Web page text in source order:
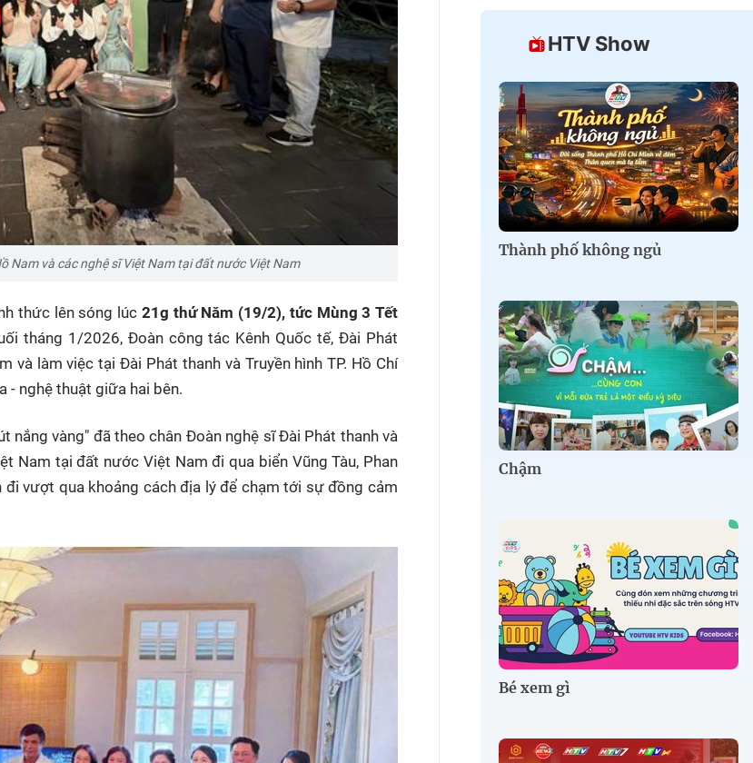
Nam và các nghệ sĩ Việt Nam tại đất nước Việt Nam
thức lên sóng lúc 21g thứ Năm (19/2), tức Mùng 3 Tết
tháng 1/2026, Đoàn công tác Kênh Quốc tế, Đài Phát
và làm việc tại Đài Phát thanh và Truyền hình TP. Hồ Chí
- nghệ thuật giữa hai bên.
nắng vàng" đã theo chân Đoàn nghệ sĩ Đài Phát thanh và
Nam tại đất nước Việt Nam đi qua biển Vũng Tàu, Phan
đi vượt qua khoảng cách địa lý để chạm tới sự đồng cảm
HTV Show
Thành phố không ngủ
Chậm
Bé xem gì